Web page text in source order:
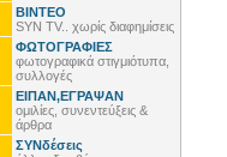
ΒΙΝΤΕΟ
SYN TV.. χωρίς διαφημίσεις
ΦΩΤΟΓΡΑΦΙΕΣ
φωτογραφικά στιγμιότυπα,
συλλογές
ΕΙΠΑΝ,ΕΓΡΑΨΑΝ
ομιλίες, συνεντεύξεις &
άρθρα
ΣΥΝδέσεις